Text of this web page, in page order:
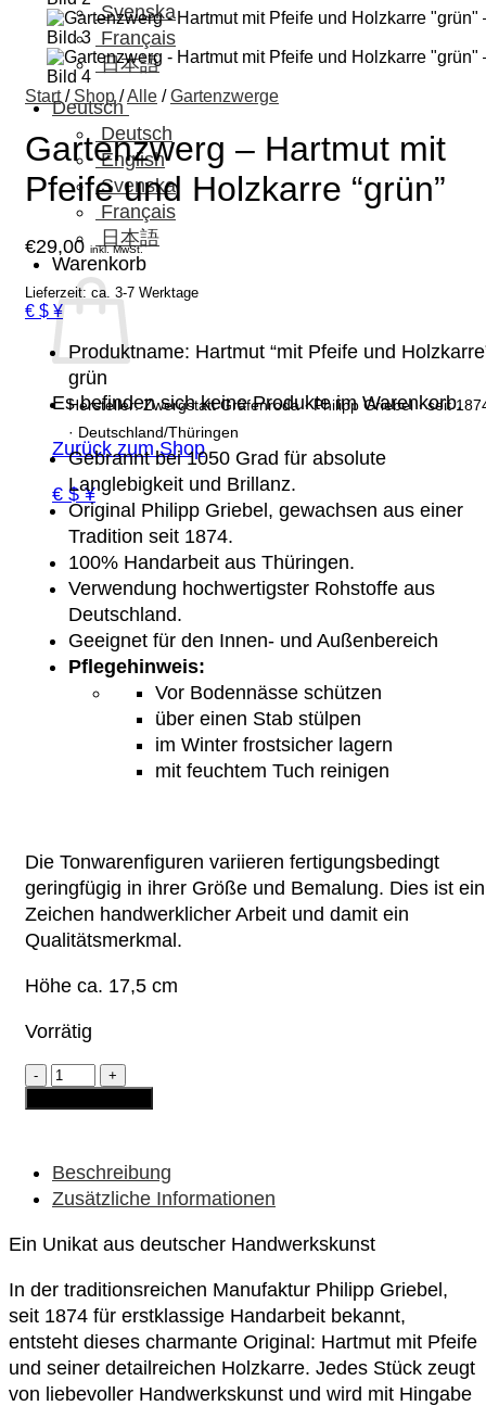
Svenska
Français
日本語
Deutsch
Deutsch
English
Svenska
Français
日本語
Warenkorb
Es befinden sich keine Produkte im Warenkorb.
Zurück zum Shop
€ $ ¥
Start / Shop /Alle / Gartenzwerge
Gartenzwerg – Hartmut mit
Pfeife und Holzkarre “grün”
€29,00 inkl. MwSt.
Lieferzeit: ca. 3-7 Werktage
€ $ ¥
Produktname: Hartmut “mit Pfeife und
grün
Hersteller: Zwergstatt Gräfenroda · Philipp Griebel · seit
· Deutschland/Thüringen
Gebrannt bei 1050 Grad für absolute
Langlebigkeit und Brillanz.
Original Philipp Griebel, gewachsen aus einer
Tradition seit 1874.
100% Handarbeit aus Thüringen.
Verwendung hochwertigster Rohstoffe aus
Deutschland.
Geeignet für den Innen- und Außenbereich
Pflegehinweis:
Vor Bodennässe schützen
über einen Stab stülpen
im Winter frostsicher lagern
mit feuchtem Tuch reinigen
Die Tonwarenfiguren variieren fertigungsbedingt
geringfügig in ihrer Größe und Bemalung. Dies ist ein
Zeichen handwerklicher Arbeit und damit ein
Qualitätsmerkmal.
Höhe ca. 17,5 cm
Vorrätig
Gartenzwerg
-
Hartmut
und
Holzkarre
"grün"
Beschreibung
Zusätzliche Informationen
Ein Unikat aus deutscher Handwerkskunst
In der traditionsreichen Manufaktur Philipp Griebel,
seit 1874 für erstklassige Handarbeit bekannt,
entsteht dieses charmante Original: Hartmut mit Pfeife
und seiner detailreichen Holzkarre. Jedes Stück zeugt
von liebevoller Handwerkskunst und wird mit Hingabe